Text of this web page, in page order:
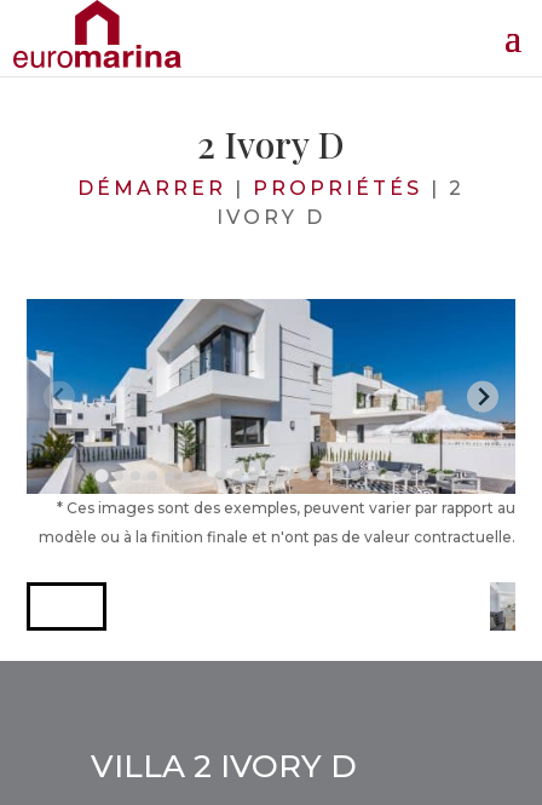
2 Ivory D
DÉMARRER | PROPRIÉTÉS | 2
IVORY D
* Ces images sont des exemples, peuvent varier par rapport au
modèle ou à la finition finale et n'ont pas de valeur contractuelle.
VILLA 2 IVORY D